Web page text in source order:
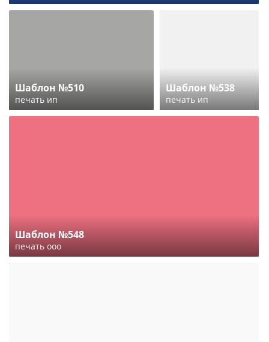
Шаблон №510
печать ип
Шаблон №538
печать ип
Шаблон №548
печать ооо